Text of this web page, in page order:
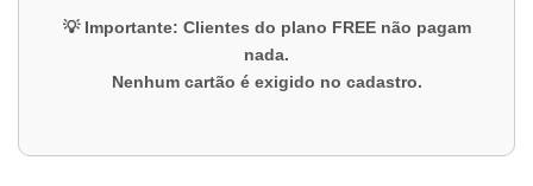
💡 Importante: Clientes do plano FREEnão pagam
nada.
Nenhum cartão é exigido no cadastro.